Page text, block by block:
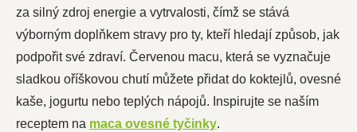
za silný zdroj energie a vytrvalosti, čímž se stává
výborným doplňkem stravy pro ty, kteří hledají způsob, jak
podpořit své zdraví. Červenou macu, která se vyznačuje
sladkou oříškovou chutí můžete přidat do koktejlů, ovesné
kaše, jogurtu nebo teplých nápojů. Inspirujte se naším
receptem na maca ovesné tyčinky.